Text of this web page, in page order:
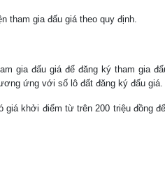
tham gia đấu giá theo quy định.
gia đấu giá để đăng ký tham gia
ứng với số lô đất đăng ký đấu giá.
khởi điểm từ trên 200 triệu đồng